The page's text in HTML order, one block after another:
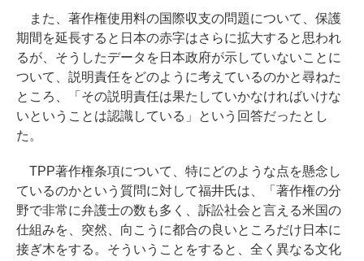
また、著作権使用料の国際収支の問題について、保護
期間を延長すると日本の赤字はさらに拡大すると思われ
るが、そうしたデータを日本政府が示していないことに
ついて、説明責任をどのように考えているのかと尋ねた
ところ、「その説明責任は果たしていかなければいけな
いということは認識している」という回答だったとし
た。
TPP著作権条項について、特にどのような点を懸念し
ているのかという質問に対して福井氏は、「著作権の分
野で非常に弁護士の数も多く、訴訟社会と言える米国の
仕組みを、突然、向こうに都合の良いところだけ日本に
接ぎ木をする。そういうことをすると、全く異なる文化